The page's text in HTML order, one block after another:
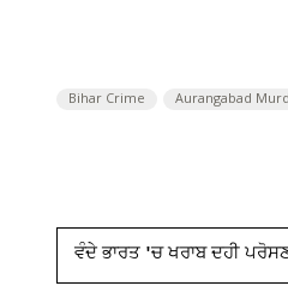
Bihar Crime Aurangabad
ਵੰਦੇ ਭਾਰਤ 'ਚ ਖਰਾਬ ਦਹੀ